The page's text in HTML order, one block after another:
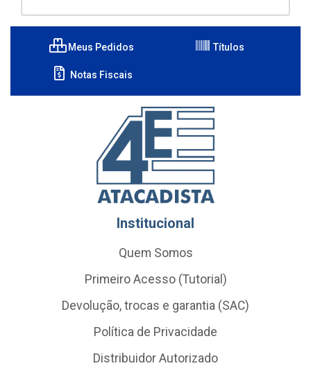
Meus Pedidos Títulos
Notas Fiscais
Institucional
Quem Somos
Primeiro Acesso (Tutorial)
Devolução, trocas e garantia (SAC)
Política de Privacidade
Distribuidor Autorizado